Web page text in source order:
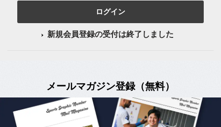
ログイン
新規会員登録の受付は終了しました
メールマガジン登録（無料）